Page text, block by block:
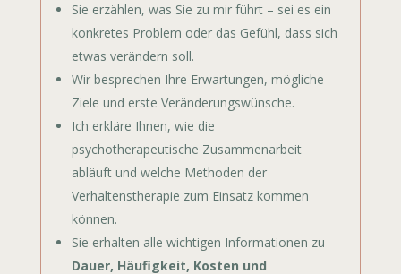
Sie erzählen, was Sie zu mir führt – sei es ein
konkretes Problem oder das Gefühl, dass sich
etwas verändern soll.
Wir besprechen Ihre Erwartungen, mögliche
Ziele und erste Veränderungswünsche.
Ich erkläre Ihnen, wie die
psychotherapeutische Zusammenarbeit
abläuft und welche Methoden der
Verhaltenstherapie zum Einsatz kommen
können.
Sie erhalten alle wichtigen Informationen zu
Dauer, Häufigkeit, Kosten und